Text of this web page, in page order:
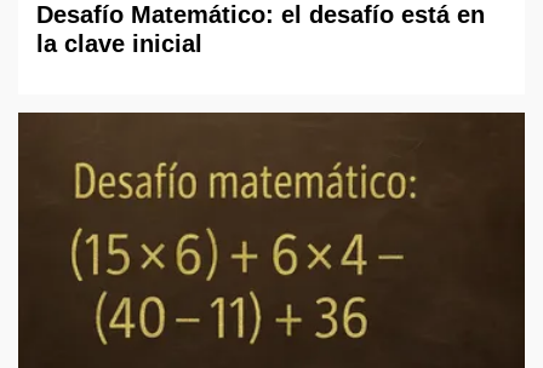
Desafío Matemático: el desafío está en
la clave inicial